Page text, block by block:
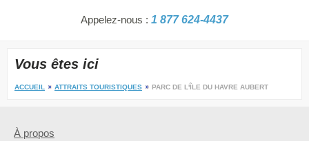
Appelez-nous : 1 877 624-4437
Vous êtes ici
ACCUEIL ATTRAITS TOURISTIQUES PARC DE L'ÎLE DU HAVRE AUBERT
À propos